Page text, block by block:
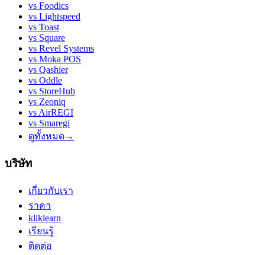
vs Foodics
vs Lightspeed
vs Toast
vs Square
vs Revel Systems
vs Moka POS
vs Qashier
vs Oddle
vs StoreHub
vs Zeoniq
vs AirREGI
vs Smaregi
ดูทั้งหมด→
บริษัท
เกี่ยวกับเรา
ราคา
kliklearn
เรียนรู้
ติดต่อ